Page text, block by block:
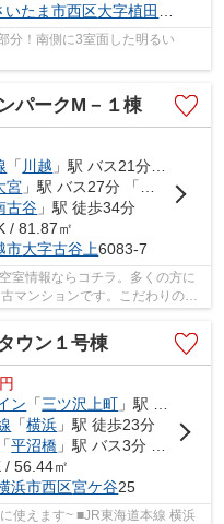
いたま市西区大字植田谷本
分！南側に3室面した明るい
パークM－１棟
「 川越 」駅 バス21分 「川越グリーンパーク」 停歩4分
宮 」駅 バス27分 「川越グリーンパーク」 停歩4分
古谷 」駅 徒歩34分
/ 81.87㎡
市大字古谷上6083‐7
室情報ならコチラ。多くの方に
マンションです。こだわりの物
しい当社...
ウン１号棟
円
ン 「三ツ沢上町 」駅 徒歩18分
「横浜 」駅 徒歩23分
「平沼橋 」駅 バス3分 「北軽井沢（神奈川県）」 停歩7分
/ 56.44㎡
浜市西区宮ケ谷25
使えます~ ■JR東海道本線 横浜